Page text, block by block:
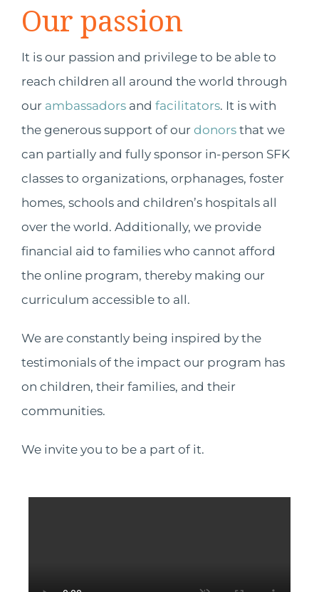
Our passion
It is our passion and privilege to be able to
reach children all around the world through
our ambassadorsand facilitators. It is with
the generous support of our donorsthat we
can partially and fully sponsor in-person SFK
classes to organizations, orphanages, foster
homes, schools and children’s hospitals all
over the world. Additionally, we provide
financial aid to families who cannot afford
the online program, thereby making our
curriculum accessible to all.
We are constantly being inspired by the
testimonials of the impact our program has
on children, their families, and their
communities.
We invite you to be a part of it.